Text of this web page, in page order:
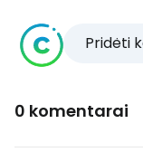
Pridėti
0 komentarai